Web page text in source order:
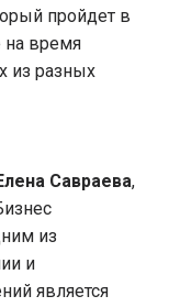
пройдет в
на время
из разных
Савраева,
из
и
является